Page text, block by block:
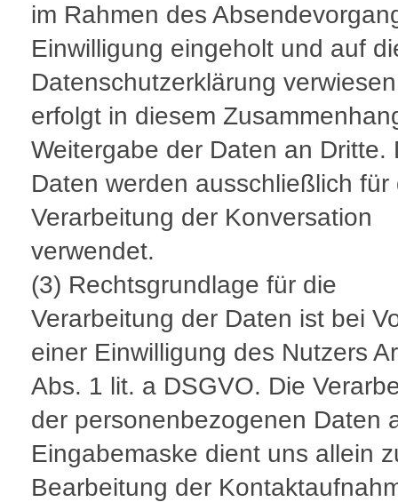
im Rahmen des
Einwilligung eingeholt und auf
Datenschutzerklärung
erfolgt in diesem
Weitergabe der Daten an Dritte.
Daten werden ausschließlich für
Verarbeitung der Konversation
verwendet.
(3) Rechtsgrundlage für die
Verarbeitung der Daten ist bei
einer Einwilligung des Nutzers
Abs. 1 lit. a DSGVO. Die
der personenbezogenen Daten
Eingabemaske dient uns allein
Bearbeitung der